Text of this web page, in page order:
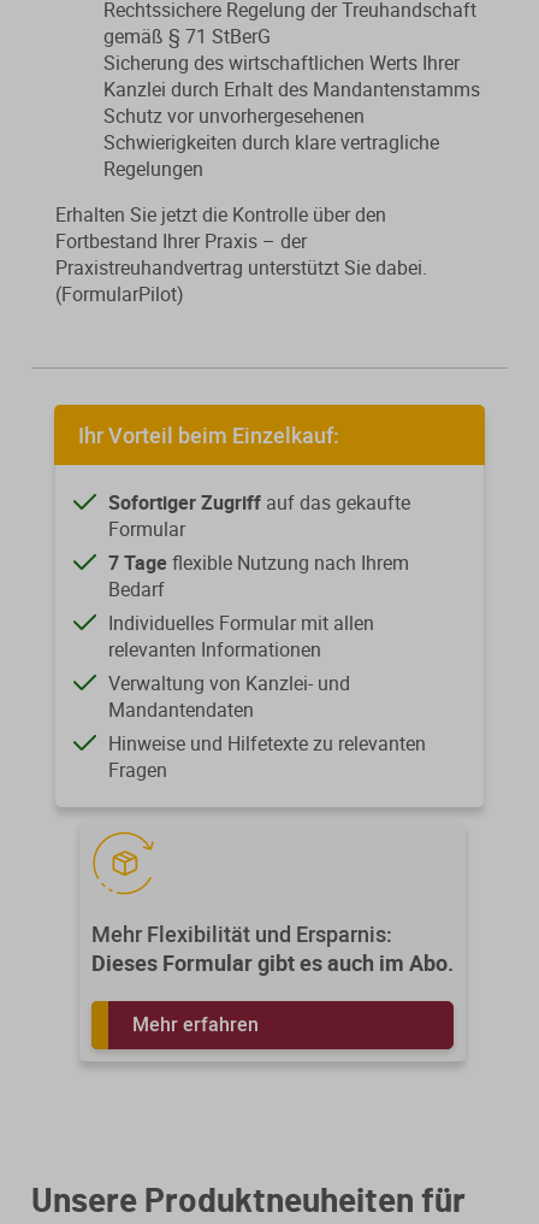
Rechtssichere Regelung der Treuhandschaft
gemäß § 71 StBerG
Sicherung des wirtschaftlichen Werts Ihrer
Kanzlei durch Erhalt des Mandantenstamms
Schutz vor unvorhergesehenen
Schwierigkeiten durch klare vertragliche
Regelungen
Erhalten Sie jetzt die Kontrolle über den
Fortbestand Ihrer Praxis – der
Praxistreuhandvertrag unterstützt Sie dabei.
(FormularPilot)
Ihr Vorteil beim Einzelkauf:
Sofortiger Zugriff auf das gekaufte
Formular
7 Tageflexible Nutzung nach Ihrem
Bedarf
Individuelles Formular mit allen
relevanten Informationen
Verwaltung von Kanzlei- und
Mandantendaten
Hinweise und Hilfetexte zu relevanten
Fragen
Mehr Flexibilität und Ersparnis:
Dieses Formular gibt es auch im Abo.
Mehr erfahren
Unsere Produktneuheiten für